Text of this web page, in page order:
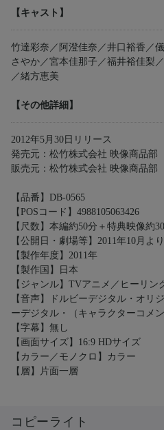
【キャスト】
竹達彩奈／阿澄佳奈／井口裕香／
さやか／宮本佳那子／福井裕佳梨
／緒方恵美
【その他詳細】
2012年5月30日リリース
発売元：松竹株式会社 映像商品部
販売元：松竹株式会社 映像商品部
【品番】DB-0565
【POSコード】4988105063426
【尺数】本編約50分＋特典映像約
【公開日・劇場等】2011年10月よ
【製作年度】2011年
【製作国】日本
【ジャンル】TVアニメ／ヒーリン
【音声】ドルビーデジタル・オリ
ーデジタル・（キャラクターコメ
【字幕】無し
【画面サイズ】16:9 HDサイズ
【カラー／モノクロ】カラー
【層】片面一層
コピーライト